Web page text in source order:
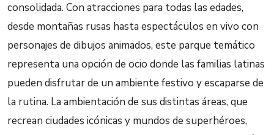
consolidada. Con atracciones para todas las edades,
desde montañas rusas hasta espectáculos en vivo con
personajes de dibujos animados, este parque temático
representa una opción de ocio donde las familias latinas
pueden disfrutar de un ambiente festivo y escaparse de
la rutina. La ambientación de sus distintas áreas, que
recrean ciudades icónicas y mundos de superhéroes,